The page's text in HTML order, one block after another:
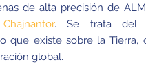
de alta precisión de
Chajnantor. Se trata del
que existe sobre la Tierra,
global.